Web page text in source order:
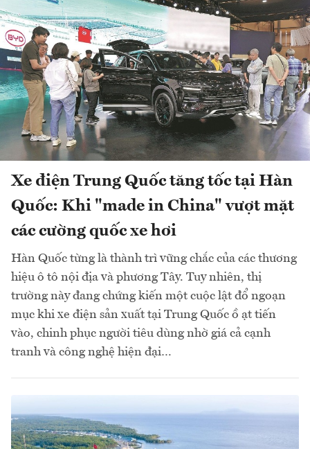
Xe điện Trung Quốc tăng tốc tại Hàn
Quốc: Khi "made in China" vượt mặt
các cường quốc xe hơi
Hàn Quốc từng là thành trì vững chắc của các thương
hiệu ô tô nội địa và phương Tây. Tuy nhiên, thị
trường này đang chứng kiến một cuộc lật đổ ngoạn
mục khi xe điện sản xuất tại Trung Quốc ồ ạt tiến
vào, chinh phục người tiêu dùng nhờ giá cả cạnh
tranh và công nghệ hiện đại…